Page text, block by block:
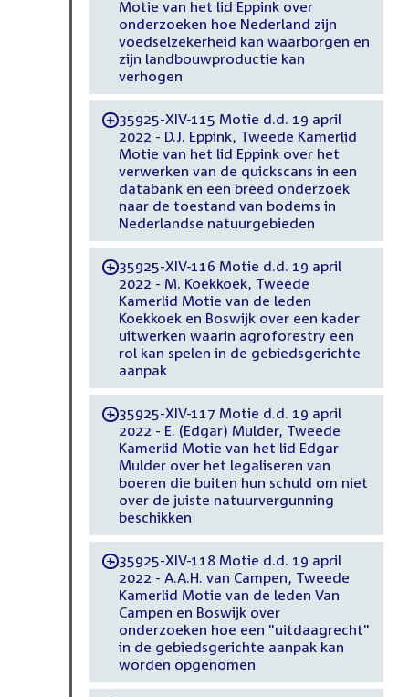
Motie van het lid Eppink over
onderzoeken hoe Nederland zijn
voedselzekerheid kan waarborgen en
zijn landbouwproductie kan
verhogen
-35925-XIV-115 Motie d.d. 19 april
2022 - D.J. Eppink, Tweede Kamerlid
Motie van het lid Eppink over het
verwerken van de quickscans in een
databank en een breed onderzoek
naar de toestand van bodems in
Nederlandse natuurgebieden
-35925-XIV-116 Motie d.d. 19 april
2022 - M. Koekkoek, Tweede
Kamerlid Motie van de leden
Koekkoek en Boswijk over een kader
uitwerken waarin agroforestry een
rol kan spelen in de gebiedsgerichte
aanpak
-35925-XIV-117 Motie d.d. 19 april
2022 - E. (Edgar) Mulder, Tweede
Kamerlid Motie van het lid Edgar
Mulder over het legaliseren van
boeren die buiten hun schuld om niet
over de juiste natuurvergunning
beschikken
-35925-XIV-118 Motie d.d. 19 april
2022 - A.A.H. van Campen, Tweede
Kamerlid Motie van de leden Van
Campen en Boswijk over
onderzoeken hoe een "uitdaagrecht"
in de gebiedsgerichte aanpak kan
worden opgenomen